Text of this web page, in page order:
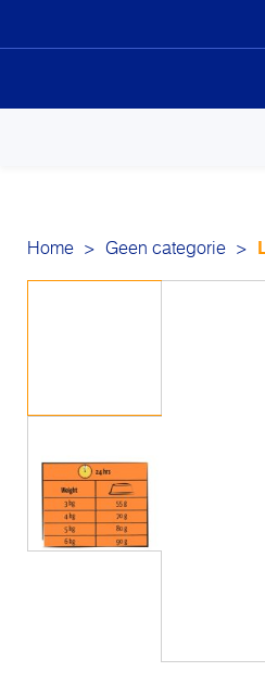
Home > Geen categorie >